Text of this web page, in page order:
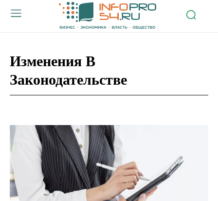
Изменения В
Законодательстве